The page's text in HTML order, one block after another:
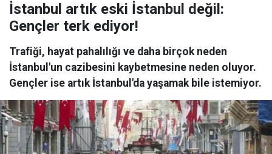
İstanbul artık eski İstanbul değil:
Gençler terk ediyor!
Trafiği, hayat pahalılığı ve daha birçok neden
İstanbul'un cazibesini kaybetmesine neden oluyor.
Gençler ise artık İstanbul'da yaşamak bile istemiyor.